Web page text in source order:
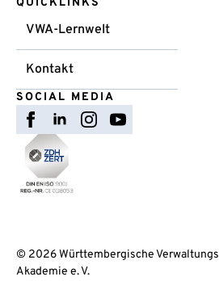
QUICKLINKS
VWA-Lernwelt
Kontakt
SOCIAL MEDIA
© 2026 Württembergische
Akademie e. V.